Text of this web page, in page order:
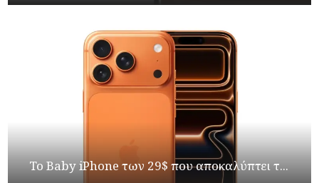
Το Baby iPhone των 29$ που αποκαλύπτει τ...